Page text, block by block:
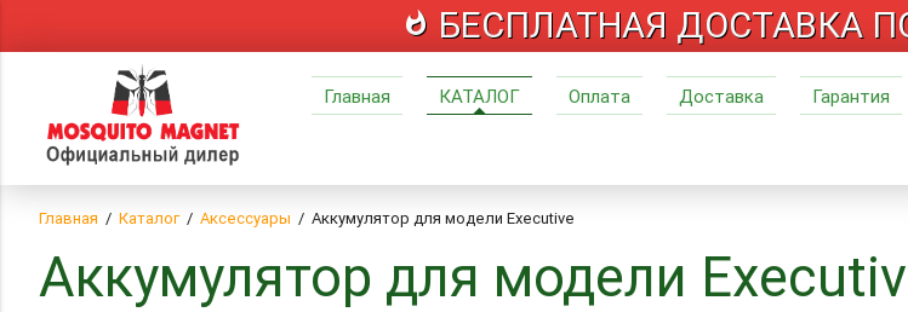
whatshot БЕСПЛАТНАЯ ДОСТАВКА
Главная КАТАЛОГ Оплата Доставка Гарантия
Главная Каталог Аксессуары Аккумулятор для модели Executive
Аккумулятор для модели